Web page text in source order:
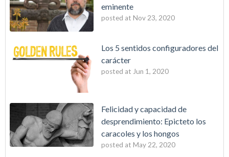
eminente
posted at Nov 23, 2020
Los 5 sentidos configuradores del
carácter
posted at Jun 1, 2020
Felicidad y capacidad de
desprendimiento: Epicteto los
caracoles y los hongos
posted at May 22, 2020